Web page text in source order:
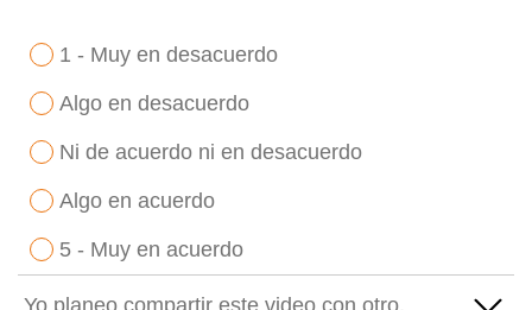
1 - Muy en desacuerdo
Algo en desacuerdo
Ni de acuerdo ni en desacuerdo
Algo en acuerdo
5 - Muy en acuerdo
Yo planeo compartir este video con otro.